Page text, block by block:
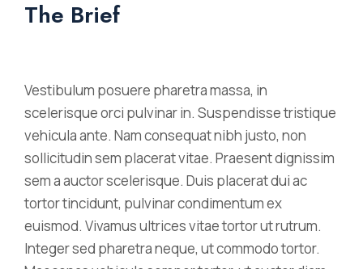
The Brief
Vestibulum posuere pharetra massa, in
scelerisque orci pulvinar in. Suspendisse tristique
vehicula ante. Nam consequat nibh justo, non
sollicitudin sem placerat vitae. Praesent dignissim
sem a auctor scelerisque. Duis placerat dui ac
tortor tincidunt, pulvinar condimentum ex
euismod. Vivamus ultrices vitae tortor ut rutrum.
Integer sed pharetra neque, ut commodo tortor.